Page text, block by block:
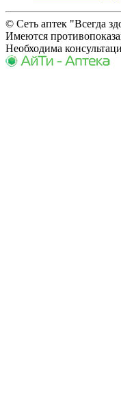
© Сеть аптек "Всегда
Имеются
Необходима